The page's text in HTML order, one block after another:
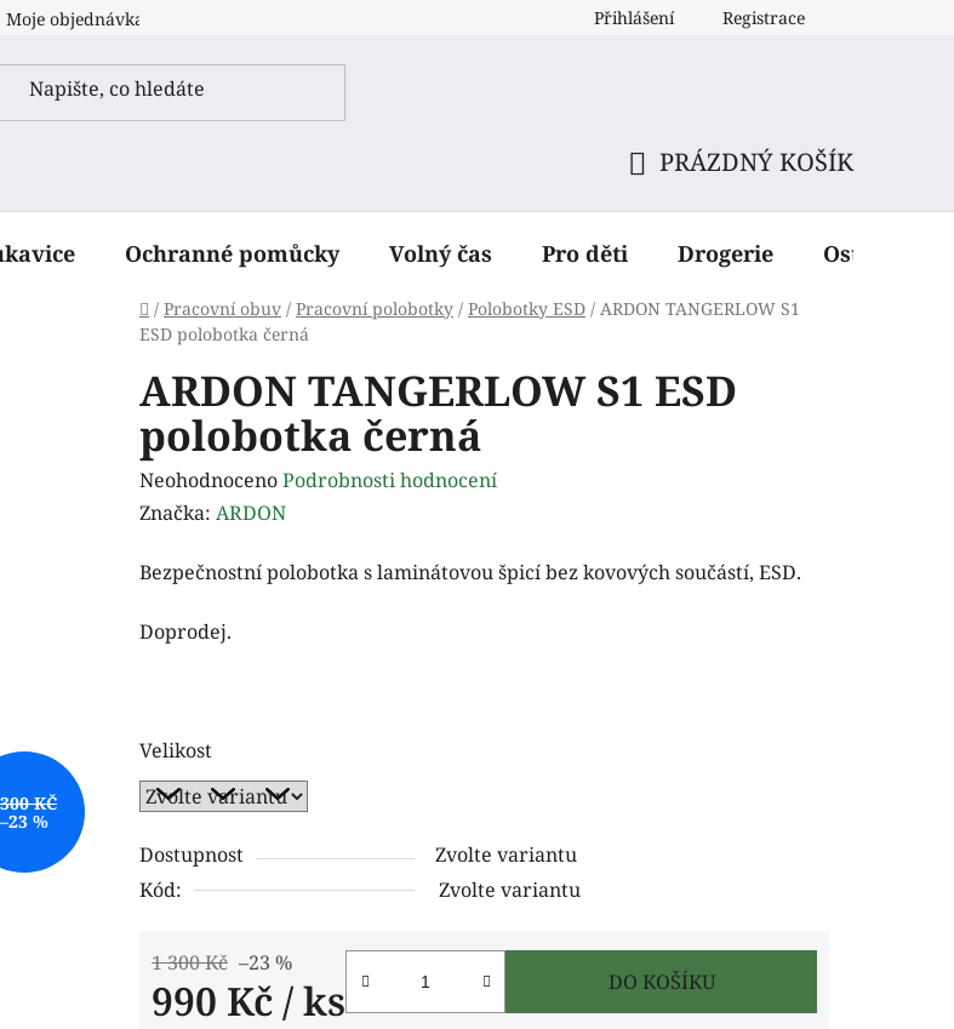
Moje objednávka Přihlášení Registrace
KOŠÍK
PRÁZDNÝ KOŠÍK
Ochranné pomůcky Volný čas Pro děti Drogerie Ostatní
Domů
/ Pracovní obuv / Pracovní polobotky / Polobotky ESD / ARDON TANGERLOW S1
ESD polobotka černá
ARDON TANGERLOW S1 ESD
polobotka černá
Průměrné
hodnocení
je
z
NeohodnocenoPodrobnosti hodnocení
Značka: ARDON
Bezpečnostní polobotka s laminátovou špicí bez kovových součástí, ESD.
Doprodej.
Velikost
Dostupnost
Zvolte variantu
Kód:
Zvolte variantu
1 300 Kč –23 %
990 Kč / ks DO KOŠÍKU
KČ
–23 %